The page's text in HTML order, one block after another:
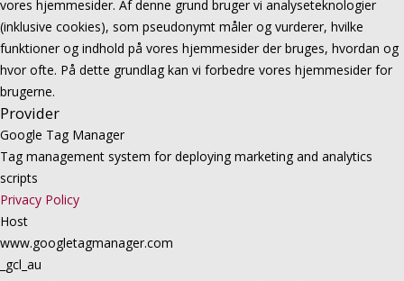
vores hjemmesider. Af denne grund bruger vi analyseteknologier
(inklusive cookies), som pseudonymt måler og vurderer, hvilke
funktioner og indhold på vores hjemmesider der bruges, hvordan og
hvor ofte. På dette grundlag kan vi forbedre vores hjemmesider for
brugerne.
Provider
Google Tag Manager
Tag management system for deploying marketing and analytics
scripts
Privacy Policy
Host
www.googletagmanager.com
_gcl_au